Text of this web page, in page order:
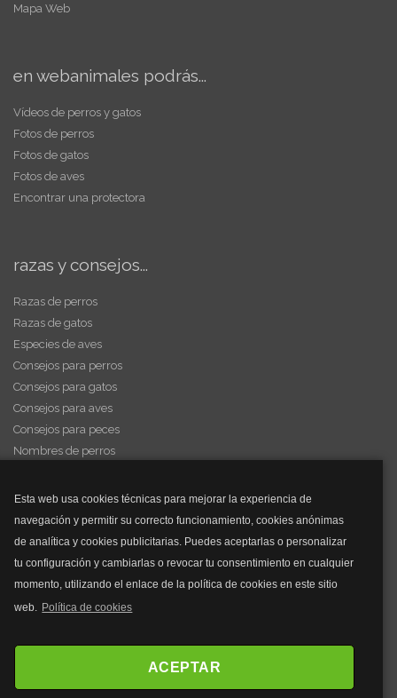
Esta web usa cookies técnicas para mejorar la experiencia de
navegación y permitir su correcto funcionamiento, cookies anónimas
de analítica y cookies publicitarias. Puedes aceptarlas o personalizar
tu configuración y cambiarlas o revocar tu consentimiento en cualquier
momento, utilizando el enlace de la política de cookies en este sitio
web. Política de cookies
ACEPTAR
Mapa Web
en webanimales podrás...
Vídeos de perros y gatos
Fotos de perros
Fotos de gatos
Fotos de aves
Encontrar una protectora
razas y consejos...
Razas de perros
Razas de gatos
Especies de aves
Consejos para perros
Consejos para gatos
Consejos para aves
Consejos para peces
Nombres de perros
y mucho más...